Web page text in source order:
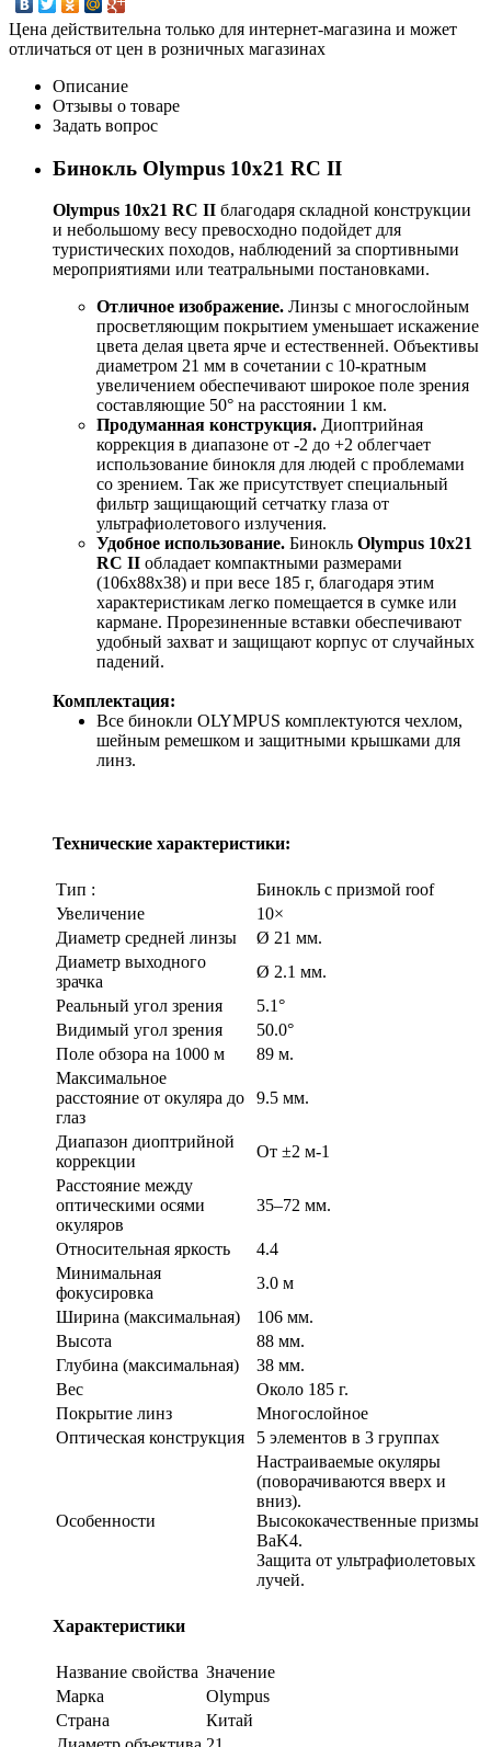
Цена действительна только для интернет-магазина и может
отличаться от цен в розничных магазинах
Описание
Отзывы о товаре
Задать вопрос
Бинокль Olympus 10x21 RC II
Olympus 10х21 RC II благодаря складной конструкции
и небольшому весу превосходно подойдет для
туристических походов, наблюдений за спортивными
мероприятиями или театральными постановками.
Отличное изображение. Линзы с многослойным
просветляющим покрытием уменьшает искажение
цвета делая цвета ярче и естественней. Объективы
диаметром 21 мм в сочетании с 10-кратным
увеличением обеспечивают широкое поле зрения
составляющие 50° на расстоянии 1 км.
Продуманная конструкция. Диоптрийная
коррекция в диапазоне от -2 до +2 облегчает
использование бинокля для людей с проблемами
со зрением. Так же присутствует специальный
фильтр защищающий сетчатку глаза от
ультрафиолетового излучения.
Удобное использование. Бинокль Olympus 10х21
RC II обладает компактными размерами
(106х88х38) и при весе 185 г, благодаря этим
характеристикам легко помещается в сумке или
кармане. Прорезиненные вставки обеспечивают
удобный захват и защищают корпус от случайных
падений.
Комплектация:
Все бинокли OLYMPUS комплектуются чехлом,
шейным ремешком и защитными крышками для
линз.
Технические характеристики:
Тип :
Бинокль с призмой roof
Увеличение
10×
Диаметр средней линзы
Ø 21 мм.
Диаметр выходного
зрачка
Ø 2.1 мм.
Реальный угол зрения
5.1°
Видимый угол зрения
50.0°
Поле обзора на 1000 м
89 м.
Максимальное
расстояние от окуляра до
глаз
9.5 мм.
Диапазон диоптрийной
коррекции
От ±2 м-1
Расстояние между
оптическими осями
окуляров
35–72 мм.
Относительная яркость
4.4
Минимальная
фокусировка
3.0 м
Ширина (максимальная)
106 мм.
Высота
88 мм.
Глубина (максимальная)
38 мм.
Вес
Около 185 г.
Покрытие линз
Многослойное
Оптическая конструкция
5 элементов в 3 группах
Особенности
Настраиваемые окуляры
(поворачиваются вверх и
вниз).
Высококачественные призмы
BaK4.
Защита от ультрафиолетовых
лучей.
Характеристики
Название свойства Значение
Марка
Olympus
Страна
Китай